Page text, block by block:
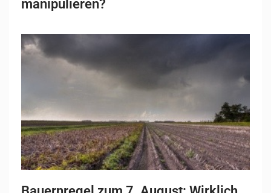
manipulieren?